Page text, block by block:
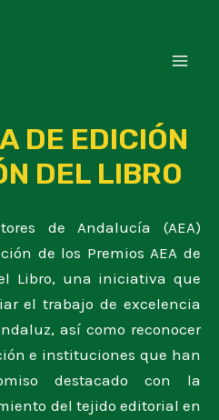
DE EDICIÓN
DEL LIBRO
de Andalucía (AEA)
de los Premios AEA de
Libro, una iniciativa que
el trabajo de excelencia
así como reconocer
e instituciones que han
destacado con la
del tejido editorial en